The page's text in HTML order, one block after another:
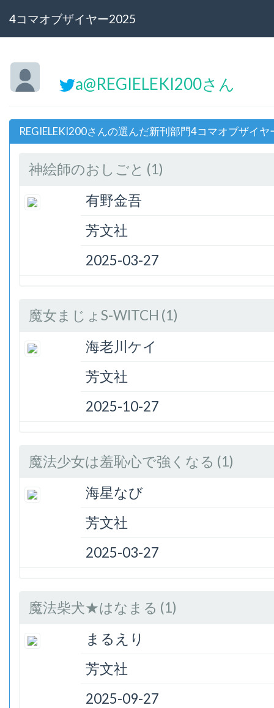
4コマオブザイヤー2025
a@REGIELEKI200さん
REGIELEKI200さんの選んだ新刊部門4コマオブザイ
神絵師のおしごと (1)
有野金吾
芳文社
2025-03-27
魔女まじょS-WITCH (1)
海老川ケイ
芳文社
2025-10-27
魔法少女は羞恥心で強くなる (1)
海星なび
芳文社
2025-03-27
魔法柴犬★はなまる (1)
まるえり
芳文社
2025-09-27